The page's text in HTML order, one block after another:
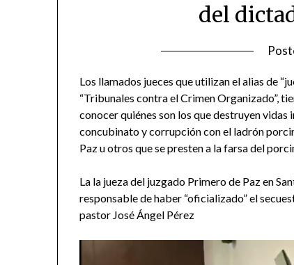
del
Los llamados jueces que utilizan el alias de
“Tribunales contra el Crimen Organizado”,
conocer quiénes son los que destruyen
concubinato y corrupción con el ladrón
Paz u otros que se presten a la farsa del
La la jueza del juzgado Primero de Paz en
responsable de haber “oficializado” el
pastor José Ángel Pérez